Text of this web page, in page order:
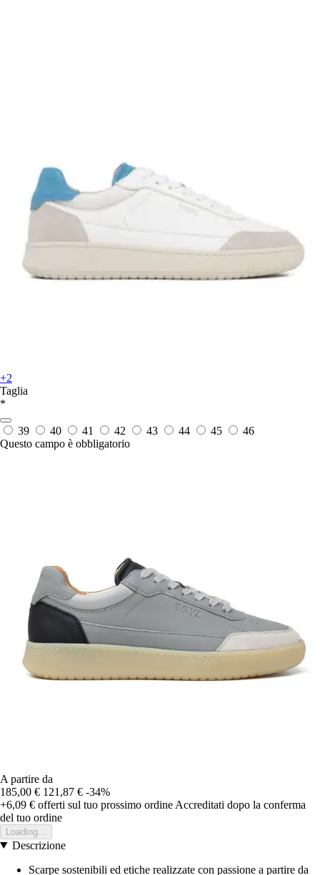
+2
Taglia
*
39 40 41 42 43 44 45
46
Questo campo è obbligatorio
A partire da
185,00 € 121,87 € -34%
+6,09 € offerti sul tuo prossimo ordine Accreditati dopo la conferma
del tuo ordine
Loading...
Descrizione
Scarpe sostenibili ed etiche realizzate con passione a partire da